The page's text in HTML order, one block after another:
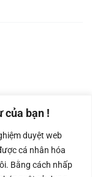
của bạn !
duyệt web
cá nhân hóa
Bằng cách nhấp
Kế Toán:
0987.919.040